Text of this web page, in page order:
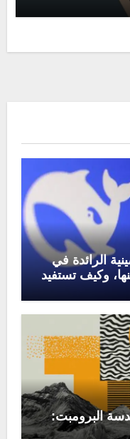
الرائدة في
وكيف تستفيد
البرومبت: